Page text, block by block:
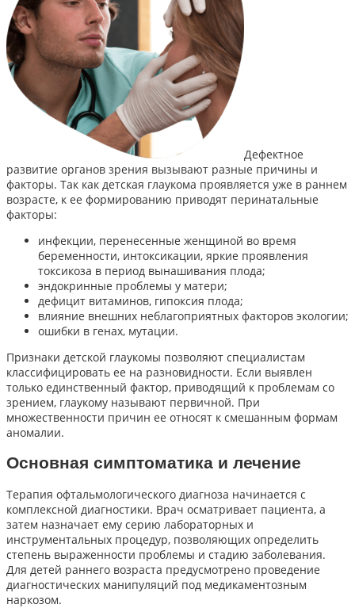
Дефектное
развитие органов зрения вызывают разные причины и
факторы. Так как детская глаукома проявляется уже в раннем
возрасте, к ее формированию приводят перинатальные
факторы:
инфекции, перенесенные женщиной во время
беременности, интоксикации, яркие проявления
токсикоза в период вынашивания плода;
эндокринные проблемы у матери;
дефицит витаминов, гипоксия плода;
влияние внешних неблагоприятных факторов экологии;
ошибки в генах, мутации.
Признаки детской глаукомы позволяют специалистам
классифицировать ее на разновидности. Если выявлен
только единственный фактор, приводящий к проблемам со
зрением, глаукому называют первичной. При
множественности причин ее относят к смешанным формам
аномалии.
Основная симптоматика и лечение
Терапия офтальмологического диагноза начинается с
комплексной диагностики. Врач осматривает пациента, а
затем назначает ему серию лабораторных и
инструментальных процедур, позволяющих определить
степень выраженности проблемы и стадию заболевания.
Для детей раннего возраста предусмотрено проведение
диагностических манипуляций под медикаментозным
наркозом.